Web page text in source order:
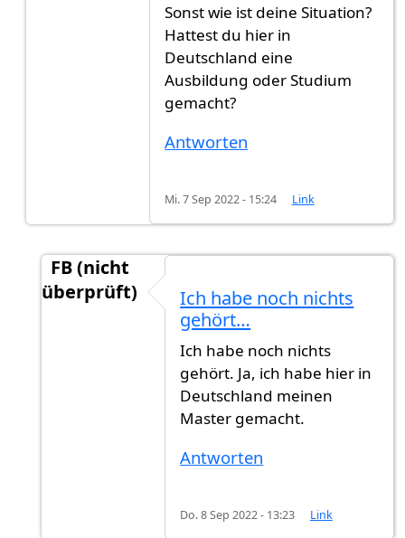
Sonst wie ist deine Situation?
Hattest du hier in
Deutschland eine
Ausbildung oder Studium
gemacht?
Antworten
Mi. 7 Sep 2022 - 15:24 Link
FB (nicht
überprüft)
finde schade dass das so…von
Ich habe noch nichts
gehört…
Ich habe noch nichts
gehört. Ja, ich habe hier in
Deutschland meinen
Master gemacht.
Antworten
Do. 8 Sep 2022 - 13:23 Link